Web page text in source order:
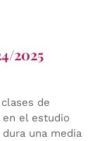
2025
de
en el estudio
una media